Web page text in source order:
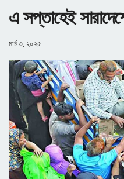
এ সপ্তাহেই
মার্চ ৩, ২০২৫